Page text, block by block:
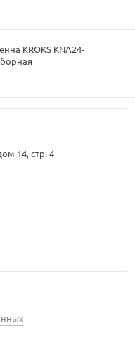
KROKS KNA24-
14, стр. 4